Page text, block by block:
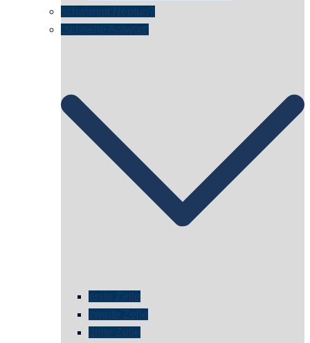
schwimmt Neptun?
„schnelle Antwort“
erste Zelle
zweite Zelle
dritte Zelle